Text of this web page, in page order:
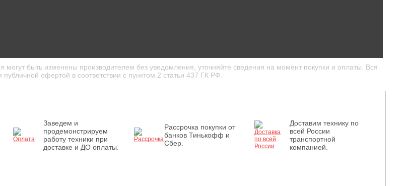
могут быть изменены производителем без уведомления, уточняйте сведения на момент покупки и оплаты. Вся
офертой в соответствии с пунктом 2 статьи 437 ГК РФ.
Заведем и
продемонстрируем
работу техники при
доставке и ДО оплаты.
Рассрочка покупки от
банков Тинькофф и
Сбер.
Доставим технику по
всей России
транспортной
компанией.